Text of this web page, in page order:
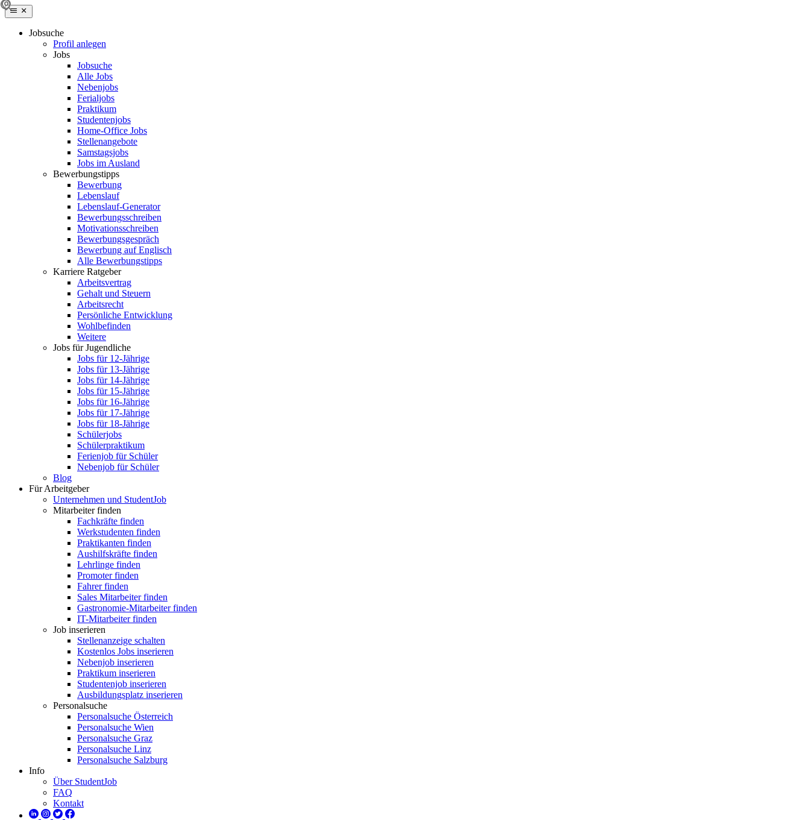
Jobsuche
Profil anlegen
Jobs
Jobsuche
Alle Jobs
Nebenjobs
Ferialjobs
Praktikum
Studentenjobs
Home-Office Jobs
Stellenangebote
Samstagsjobs
Jobs im Ausland
Bewerbungstipps
Bewerbung
Lebenslauf
Lebenslauf-Generator
Bewerbungsschreiben
Motivationsschreiben
Bewerbungsgespräch
Bewerbung auf Englisch
Alle Bewerbungstipps
Karriere Ratgeber
Arbeitsvertrag
Gehalt und Steuern
Arbeitsrecht
Persönliche Entwicklung
Wohlbefinden
Weitere
Jobs für Jugendliche
Jobs für 12-Jährige
Jobs für 13-Jährige
Jobs für 14-Jährige
Jobs für 15-Jährige
Jobs für 16-Jährige
Jobs für 17-Jährige
Jobs für 18-Jährige
Schülerjobs
Schülerpraktikum
Ferienjob für Schüler
Nebenjob für Schüler
Blog
Für Arbeitgeber
Unternehmen und StudentJob
Mitarbeiter finden
Fachkräfte finden
Werkstudenten finden
Praktikanten finden
Aushilfskräfte finden
Lehrlinge finden
Promoter finden
Fahrer finden
Sales Mitarbeiter finden
Gastronomie-Mitarbeiter finden
IT-Mitarbeiter finden
Job inserieren
Stellenanzeige schalten
Kostenlos Jobs inserieren
Nebenjob inserieren
Praktikum inserieren
Studentenjob inserieren
Ausbildungsplatz inserieren
Personalsuche
Personalsuche Österreich
Personalsuche Wien
Personalsuche Graz
Personalsuche Linz
Personalsuche Salzburg
Info
Über StudentJob
FAQ
Kontakt